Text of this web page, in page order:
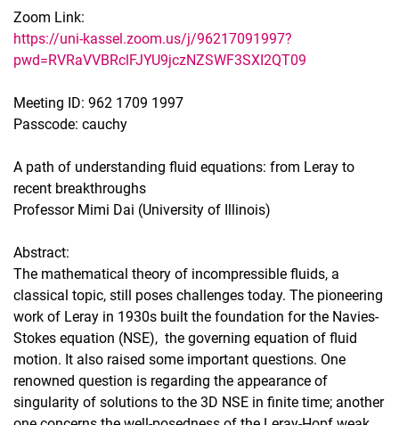
Zoom Link:
https://uni-kassel.zoom.us/j/96217091997?
pwd=RVRaVVBRclFJYU9jczNZSWF3SXI2QT09
Meeting ID: 962 1709 1997
Passcode: cauchy
A path of understanding fluid equations: from Leray to
recent breakthroughs
Professor Mimi Dai (University of Illinois)
Abstract:
The mathematical theory of incompressible fluids, a
classical topic, still poses challenges today. The pioneering
work of Leray in 1930s built the foundation for the Navies-
Stokes equation (NSE), the governing equation of fluid
motion. It also raised some important questions. One
renowned question is regarding the appearance of
singularity of solutions to the 3D NSE in finite time; another